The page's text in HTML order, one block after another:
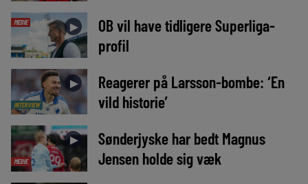
MEDIE ►
OB vil have tidligere Superliga-
profil
INTERVIEW
►
Reagerer på Larsson-bombe: ‘En
vild historie’
MEDIE
►
Sønderjyske har bedt Magnus
Jensen holde sig væk